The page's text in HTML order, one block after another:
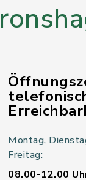
Montag,
Freitag:
08.00-12.00